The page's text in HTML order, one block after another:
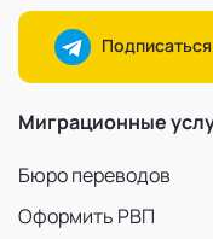
Миграционные
Бюро переводов
Оформить РВП